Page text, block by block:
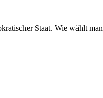
Staat. Wie wählt man